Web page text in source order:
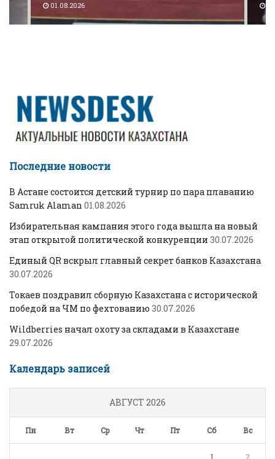
01.08.2026
Последние новости
В Астане состоится детский турнир по пара плаванию
Samruk Alaman 01.08.2026
Избирательная кампания этого года вышла на новый
этап открытой политической конкуренции 30.07.2026
Единый QR вскрыл главный секрет банков Казахстана
30.07.2026
Токаев поздравил сборную Казахстана с исторической
победой на ЧМ по фехтованию 30.07.2026
Wildberries начал охоту за складами в Казахстане
29.07.2026
Календарь записей
АВГУСТ 2026
Пн Вт Ср Чт Пт Сб Вс
1 2